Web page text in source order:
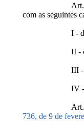
com as seguintes
I -
II -
III -
IV -
736, de 9 de